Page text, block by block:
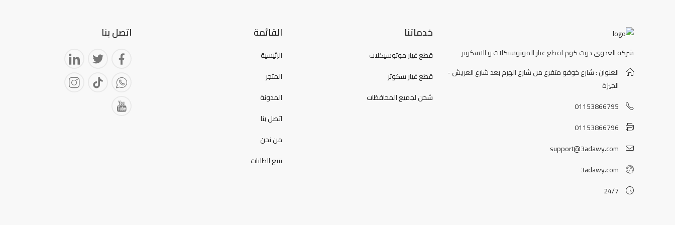
شركة العدوي دوت كوم لقطع غيار الموتوسيكلات و الاسكوتر
العنوان : شارع خوفو متفرع من شارع الهرم بعد شارع العريش -
الجيزة
01153866795
01153866796
support@3adawy.com
3adawy.com
24/7
خدماتنا
قطع غيار موتوسيكلات
قطع غيار سكوتر
شحن لجميع المحافظات
القائمة
الرئيسية
المتجر
المدونة
اتصل بنا
من نحن
تتبع الطلبات
اتصل بنا